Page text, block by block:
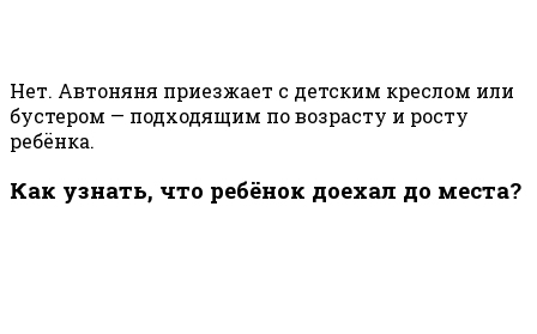
Нет. Автоняня приезжает с детским креслом или
бустером — подходящим по возрасту и росту
ребёнка.
Как узнать, что ребёнок доехал до места?